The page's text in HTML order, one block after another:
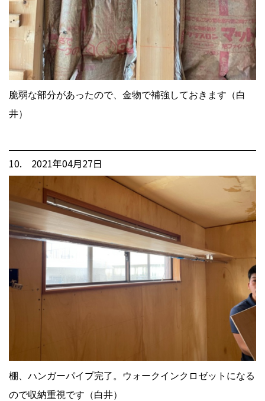
脆弱な部分があったので、金物で補強しておきます（白
井）
10. 2021年04月27日
棚、ハンガーパイプ完了。ウォークインクロゼットになる
ので収納重視です（白井）